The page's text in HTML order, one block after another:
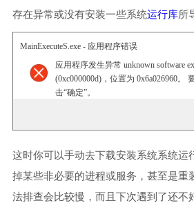
存在异常或没有安装一些系统运行库所
MainExecuteS.exe - 应用程序错误
应用程序发生异常 unknown software
(0xc000000d)，位置为 0x6a026960。
击“确定”。
这时你可以手动去下载安装系统系统运
掉某些非必要的进程或服务，甚至是重
法排查会比较慢，而且下次遇到了还不